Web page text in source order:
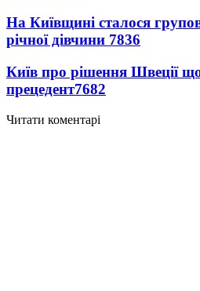
На Київщині сталося
річної дівчини 7836
Київ про рішення Швеції
прецедент7682
Читати коментарі